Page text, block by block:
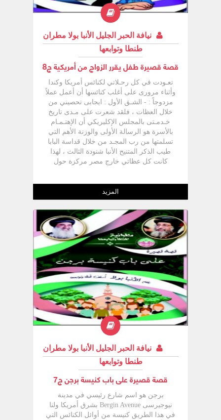
نيافة الحبر الجليل الأنبا بولا مطران
طنطا وتوابعها
قصة قصيرة طفل يقرر الزواج من أمريكية ج8
تعـودت في كل رحـلاتي لكنائس أمريكا وكندا
وأثناء مرورى على أغلب كنائسها أن أعمل عملاً
مزدوجاً : - الشـق الأول : ایجابی تحصيني من
خلال العظات ، فلقد شعرت على مـدى تاريخ
خـدمـتى بالمجلس الإكليريكي أن الإهتـمـام
بالأسرة هو الرسالة الأولى والوزنة الأهم التي
تسلمتها من رب المجـد من خلال قداسة البابا
طيب الذكر المتنيح الأنبا شنودة الثالث ، لهذا
كانت كل عظاتي خارج مصر مركزة حول
نصيباً قدر الإمكان في عظة حول الأسرة . -
الشق الثاني : وهو الجلوس في المكتب لمقابلة
أصحاب المشاكل الأسرية حسب ترتيب
حضورهم .
المزيد
نيافة الحبر الجليل الأنبا بولا مطران
طنطا وتوابعها
قصة قصيرة على باب كنيسة برجن ج7
برجن هو اسم شارع رئيسي في مدينة
نيوجيرسى Bergin Avenue بشرق أمريكا ولنا
في هذا الطريق كنيسة من أوائل الكنائس التي